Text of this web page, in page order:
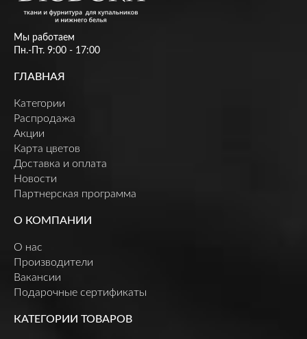
Мы работаем
Пн.-Пт. 9:00 - 17:00
ГЛАВНАЯ
Категории
Распродажа
Акции
Карта цветов
Доставка и оплата
Новости
Партнерская программа
О КОМПАНИИ
О нас
Производители
Вакансии
Подарочные сертификаты
КАТЕГОРИИ ТОВАРОВ